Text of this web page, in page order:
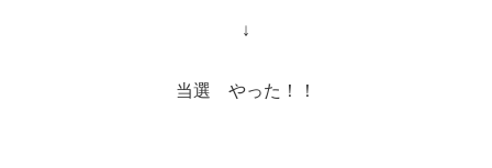
↓
当選 やった！！